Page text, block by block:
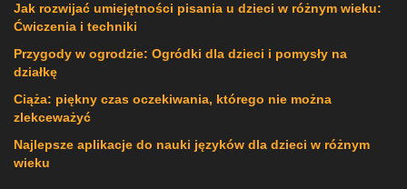
Jak rozwijać umiejętności pisania u dzieci w różnym wieku:
Ćwiczenia i techniki
Przygody w ogrodzie: Ogródki dla dzieci i pomysły na
działkę
Ciąża: piękny czas oczekiwania, którego nie można
zlekceważyć
Najlepsze aplikacje do nauki języków dla dzieci w różnym
wieku